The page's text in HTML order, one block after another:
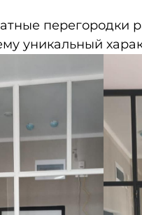
перегородки
уникальный